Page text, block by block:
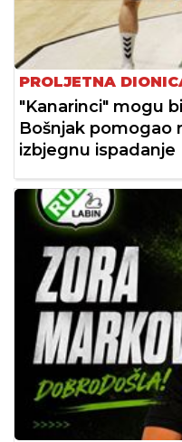
PROLJETNA
"Kanarinci" mogu
Bošnjak pomogao
izbjegnu ispadanje